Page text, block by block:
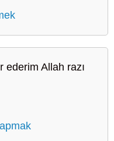
ederim Allah razı